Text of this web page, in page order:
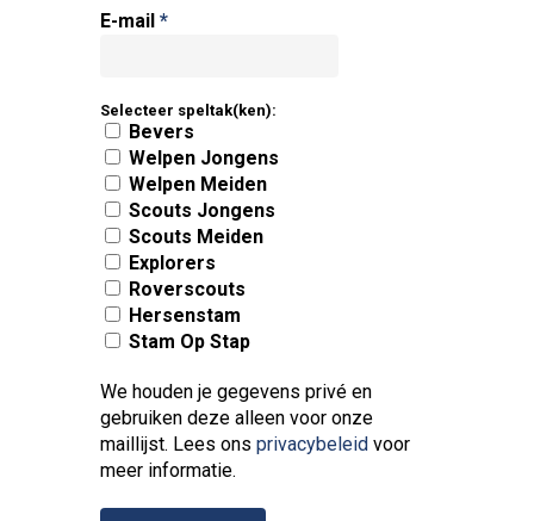
E-mail*
Selecteer speltak(ken):
Bevers
Welpen Jongens
Welpen Meiden
Scouts Jongens
Scouts Meiden
Explorers
Roverscouts
Hersenstam
Stam Op Stap
We houden je gegevens privé en
gebruiken deze alleen voor onze
maillijst. Lees onsprivacybeleid voor
meer informatie.